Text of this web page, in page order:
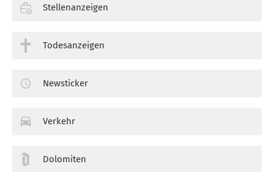
Stellenanzeigen
Todesanzeigen
Newsticker
Verkehr
Dolomiten